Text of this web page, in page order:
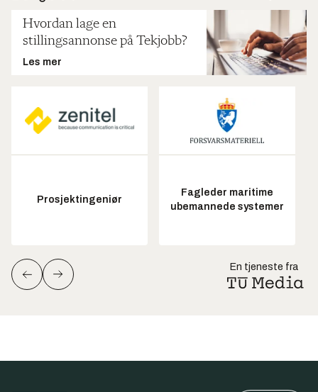
Hvordan lage en
stillingsannonse på Tekjobb?
Les mer
Prosjektingeniør
Fagleder maritime
ubemannede systemer
En tjeneste fra